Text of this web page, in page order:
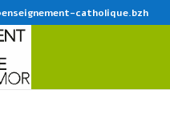
catholique.bzh